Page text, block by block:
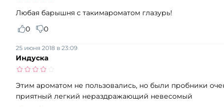
Любая барышня с такимароматом глазурь!
0
0
Индуска
25 июня 2018 в 23:09
Этим ароматом не пользовались, но были пробники
приятный легкий нераздражающий невесомый